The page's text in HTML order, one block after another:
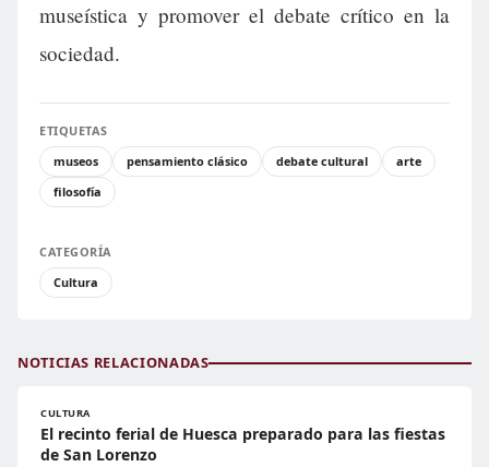
museística y promover el debate crítico en la
sociedad.
ETIQUETAS
museos
pensamiento clásico debate cultural
arte
filosofía
CATEGORÍA
Cultura
NOTICIAS RELACIONADAS
CULTURA
El recinto ferial de Huesca preparado para las fiestas
de San Lorenzo